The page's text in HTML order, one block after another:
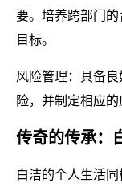
要。培养跨部门
目标。
风险管理：具备
险，并制定相应
传奇的传承：
白洁的个人生活